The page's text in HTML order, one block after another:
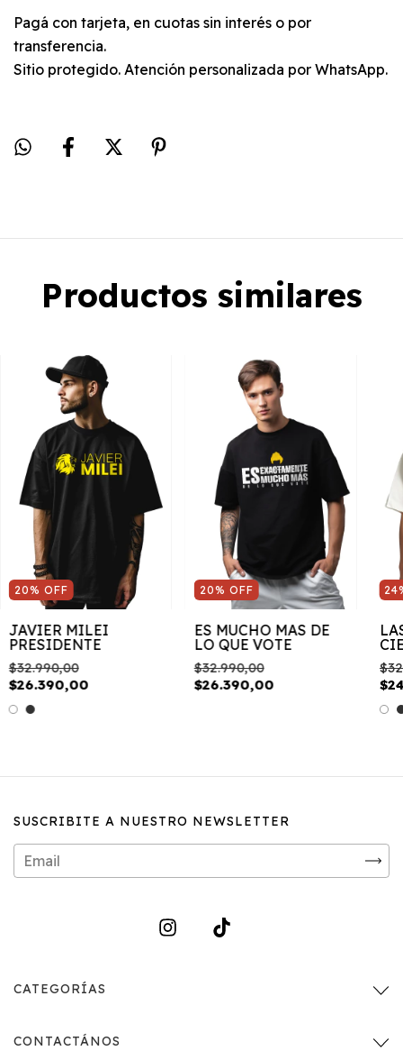
Pagá con tarjeta, en cuotas sin interés o por
transferencia.
Sitio protegido. Atención personalizada por WhatsApp.
Productos similares
20% OFF
JAVIER MILEI
PRESIDENTE
$32.990,00
$26.390,00
20% OFF
ES MUCHO MAS DE
LO QUE VOTE
$32.990,00
$26.390,00
24
SUSCRIBITE A NUESTRO NEWSLETTER
CATEGORÍAS
CONTACTÁNOS